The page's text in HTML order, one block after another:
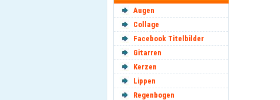
Augen
Collage
Facebook Titelbilder
Gitarren
Kerzen
Lippen
Regenbogen